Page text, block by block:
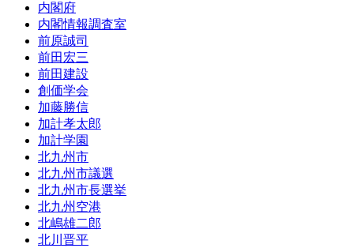
内閣府
内閣情報調査室
前原誠司
前田宏三
前田建設
創価学会
加藤勝信
加計孝太郎
加計学園
北九州市
北九州市議選
北九州市長選挙
北九州空港
北嶋雄二郎
北川晋平